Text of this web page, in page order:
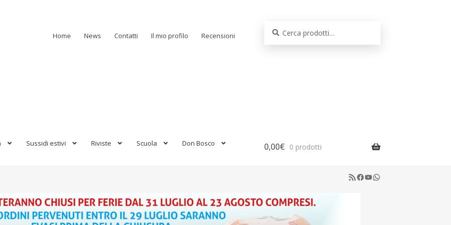
Home News Contatti Il mio profilo Recensioni
Sussidi estivi Riviste Scuola Don Bosco 0,00€ 0 prodotti
RSS Feed
Facebook
YouTube
WhatsApp